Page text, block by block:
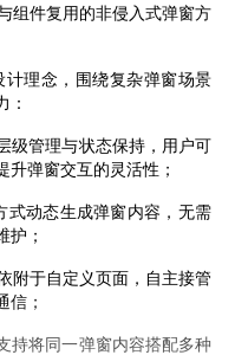
组件复用的非侵入式弹窗方
计理念，围绕复杂弹窗场景
：
级管理与状态保持，用户可
弹窗交互的灵活性；
式动态生成弹窗内容，无需
护；
附于自定义页面，自主接管
信；
持将同一弹窗内容搭配多种